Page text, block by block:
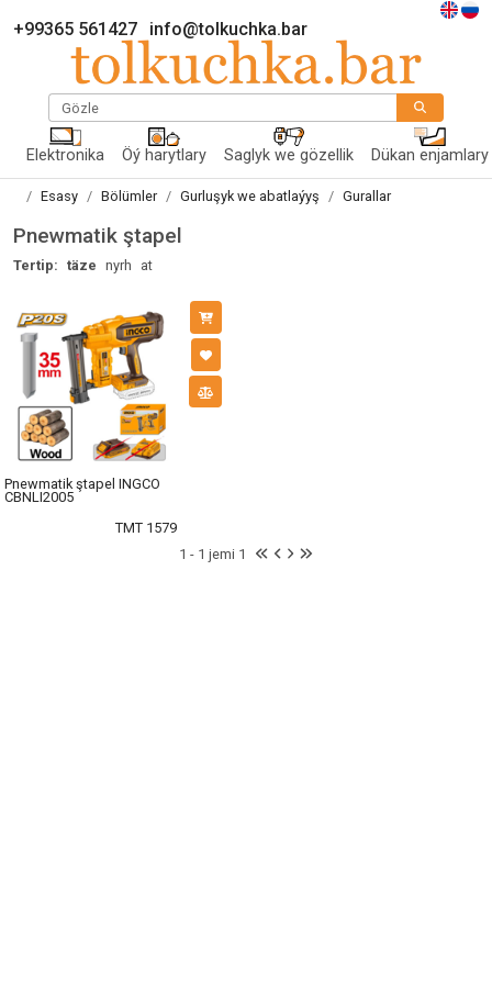
+99365 561427 info@tolkuchka.bar
Gözle
Elektronika Öý harytlary Saglyk we gözellik Dükan enjamlary
Esasy Bölümler Gurluşyk we abatlaýyş Gurallar
Pnewmatik ştapel
Tertip: täze nyrh at
Pnewmatik ştapel INGCO
CBNLI2005
TMT 1579
1 - 1 jemi 1